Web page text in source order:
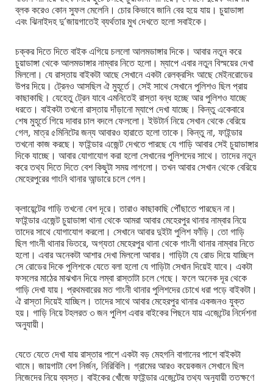
ব্লক করেও কোন সুফল মেলেনি। চোর কিভাবে জানি বের হয়ে যায়। চুয়াডাঙ্গা
এবং ঝিনাইদহ দু’জায়গাতেই ব্যর্থতার মুখ দেখতে হলো সবাইকে।
চক্কর দিতে দিতে বাইক এগিয়ে চললো আলমডাঙ্গার দিকে। আবার নতুন করে
চুয়াডাঙ্গা থেকে আলমডাঙ্গার নাম্বার নিতে হলো। ম্যাপে এবার নতুন বিস্ময়ের দেখা
মিললো। যে রাস্তায় বাইকটা আছে সেখানে একটা রেলক্রসিং আছে মেইনরোডের
উপর দিয়ে। ট্রেনও আসছিল ঐ মুহূর্তে। সেই সাথে সেখানে পুলিশও ছিল প্রায়
কাছাকাছি। যেহেতু ট্রেন যাবে এমনিতেই রাস্তা বন্ধ হচ্ছে আর পুলিশও যাচ্ছে
ধরতে। বাইকটা তখনো রাস্তায় দাঁড়ানো ম্যাপে দেখা যাচ্ছে। কিন্তু একেবারে
শেষ মুহূর্তে গিয়ে দাবার চাল বদলে ফেললো। ইউটার্ন নিয়ে সেখান থেকে বেরিয়ে
গেল, মাত্র ৫মিনিটের জন্য আবারও হারাতে হলো তাকে। কিন্তু না, ফাইন্ডার
তখনো কাজ করছে। ফাইন্ডার এজেন্ট দেখতে পারছে যে গাড়ি আবার সেই চুয়াডাঙ্গার
দিকে যাচ্ছে। আবার যোগাযোগ করা হলো সেখানের পুলিশদের সাথে। তাদের নতুন
করে তথ্য দিতে দিতে বেশ কিছুটা সময় লাগলো। তখন আবার সেখান থেকে বেরিয়ে
মেহেরপুরের গাংনি থানার আন্ডারে চলে গেল।
ক্লায়েন্টের গাড়ি তখনো বেশ দূরে। তারাও কাছাকাছি পৌঁছাতে পারছেন না।
ফাইন্ডার এজেন্ট চুয়াডাঙ্গা থানা থেকে আমরা আবার মেহেরপুর থানার নাম্বার নিয়ে
তাদের সাথে যোগাযোগ করলো। সেখানে আবার দুইটা পুলিশ ফাঁড়ি। তো গাড়ি
ছিল গাংনী থানার ভিতরে, অগ্যতা মেহেরপুর থানা থেকে গাংনী থানার নাম্বার নিতে
হলো। এবার অনেকটা আশার দেখা মিললো আবার। গাড়িটা যে রোড দিয়ে যাচ্ছিল
সে রোডের দিকে পুলিশকে যেতে বলা হলো যে গাড়িটা সেখান দিয়েই যাবে। একটা
ফসলের মাঠের মাঝখান দিয়ে লম্বা রাস্তাটা চলে গেছে। ফলে অনেক দূর থেকে
গাড়ি দেখা যায়। প্রথমবারের মত গাংনী থানার পুলিশদের চোখে ধরা পড়ে বাইকটা।
ঐ রাস্তা দিয়েই যাচ্ছিল। তাদের সাথে আবার মেহেরপুর থানার একজনও যুক্ত
হয়। গাড়ি নিয়ে টহলরত ৩ জন পুলিশ এবার বাইকের পিছনে যায় এজেন্টের নির্দেশনা
অনুযায়ী।
যেতে যেতে দেখা যায় রাস্তার পাশে একটা বড় মেহগনি বাগানের পাশে বাইকটা
থামে। জায়গাটা বেশ নির্জন, নিরিবিলি। গ্রামের আরও কয়েকজন সেখানে ছিল
নিজেদের নিয়ে ব্যস্ত। বাইকের খোঁজে ফাইন্ডার এজেন্টের তথ্য অনুযায়ী ততক্ষণে